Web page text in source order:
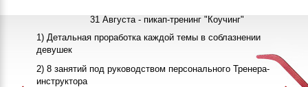
31 Августа - пикап-тренинг "Коучинг"
1) Детальная проработка каждой темы в соблазнении
девушек
2) 8 занятий под руководством персонального Тренера-
инструктора
"Как познакомиться с девушкой"